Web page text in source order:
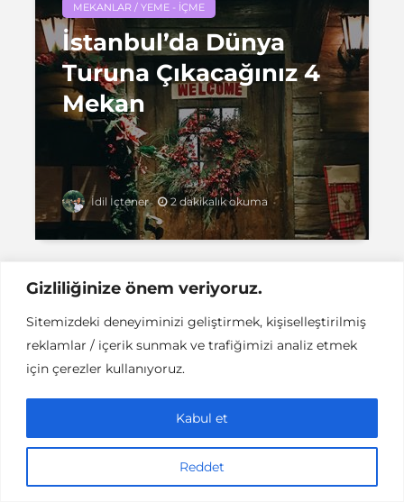
Gizliliğinize önem veriyoruz.
Sitemizdeki deneyiminizi geliştirmek, kişiselleştirilmiş
reklamlar / içerik sunmak ve trafiğimizi analiz etmek
için çerezler kullanıyoruz.
Reddet
Kabul et
MEKANLAR / YEME - İÇME
İstanbul’da Dünya
Turuna Çıkacağınız 4
Mekan
İdil İçtener 2 dakikalık okuma
Instant DCPC © Her Hakkı Saklıdır |İLETİŞİM
This work is licensed under aCreative
Commons Attribution-NonCommercial-NoDerivatives 4.0